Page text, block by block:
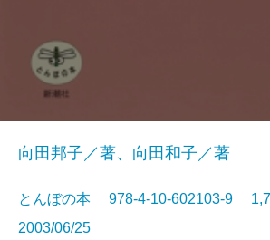
向田邦子／著、向田和子／著
とんぼの本 978-4-10-602103-9
2003/06/25